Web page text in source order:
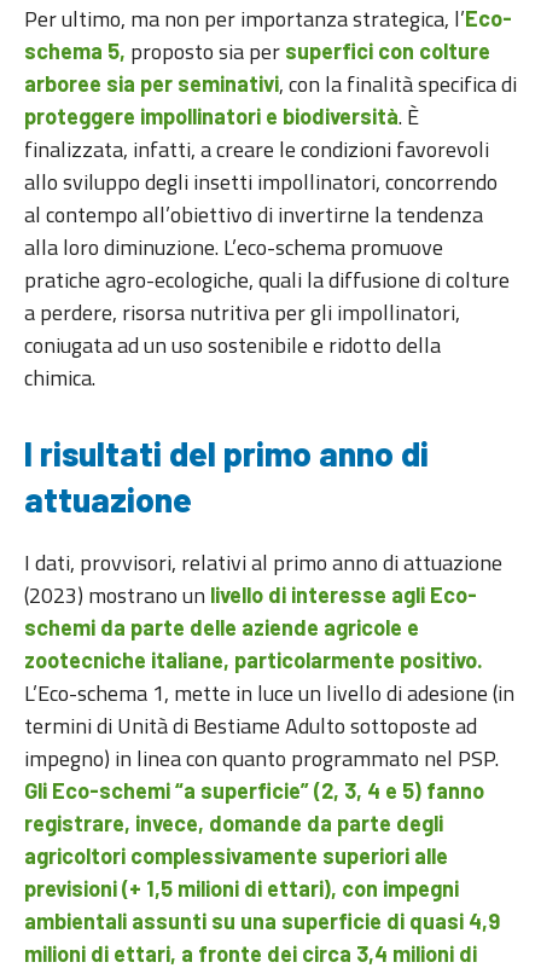
Per ultimo, ma non per importanza strategica, l’Eco-
schema 5, proposto sia per superfici con colture
arboree sia per seminativi, con la finalità specifica di
proteggere impollinatori e biodiversità. È
finalizzata, infatti, a creare le condizioni favorevoli
allo sviluppo degli insetti impollinatori, concorrendo
al contempo all’obiettivo di invertirne la tendenza
alla loro diminuzione. L’eco-schema promuove
pratiche agro-ecologiche, quali la diffusione di colture
a perdere, risorsa nutritiva per gli impollinatori,
coniugata ad un uso sostenibile e ridotto della
chimica.
I risultati del primo anno di
attuazione
I dati, provvisori, relativi al primo anno di attuazione
(2023) mostrano un livello di interesse agli Eco-
schemi da parte delle aziende agricole e
zootecniche italiane, particolarmente positivo.
L’Eco-schema 1, mette in luce un livello di adesione (in
termini di Unità di Bestiame Adulto sottoposte ad
impegno) in linea con quanto programmato nel PSP.
Gli Eco-schemi “a superficie” (2, 3, 4 e 5) fanno
registrare, invece, domande da parte degli
agricoltori complessivamente superiori alle
previsioni (+ 1,5 milioni di ettari), con impegni
ambientali assunti su una superficie di quasi 4,9
milioni di ettari, a fronte dei circa 3,4 milioni di